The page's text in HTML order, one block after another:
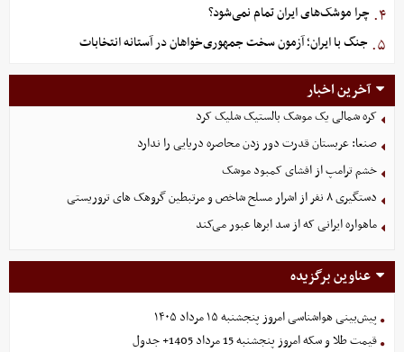
۴. چرا موشک‌های ایران تمام نمی‌شود؟
۵. جنگ با ایران؛ آزمون سخت جمهوری‌خواهان در آستانه انتخابات
آخرین اخبار
کره شمالی یک موشک بالستیک شلیک کرد
صنعا: عربستان قدرت دور زدن محاصره دریایی را ندارد
خشم ترامپ از افشای کمبود موشک
دستگیری ۸ نفر از اشرار مسلح شاخص و مرتبطین گروهک های تروریستی
ماهواره ایرانی که از سد ابرها عبور می‌کند
عناوین برگزیده
پیش‌بینی هواشناسی امروز پنجشنبه ۱۵ مرداد ۱۴۰۵
قیمت طلا و سکه امروز پنجشنبه 15 مرداد 1405+ جدول